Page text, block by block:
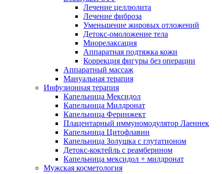
Лечение целлюлита
Лечение фиброза
Уменьшение жировых отложений
Детокс-омоложение тела
Миорелаксация
Аппаратная подтяжка кожи
Коррекция фигуры без операции
Аппаратный массаж
Мануальная терапия
Инфузионная терапия
Капельница Мексидол
Капельница Милдронат
Капельница Феринжект
Плацентарный иммуномодулятор Лаеннек
Капельница Цитофлавин
Капельница Золушка с глутатионом
Детокс-коктейль с реамберином
Капельница мексидол + милдронат
Мужская косметология